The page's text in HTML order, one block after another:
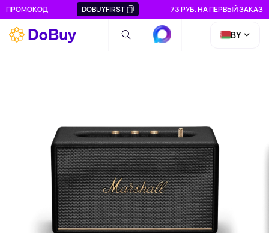
ПРОМОКОД DOBUYFIRST -73 РУБ. НА ПЕРВЫЙ ЗАКАЗ
BY